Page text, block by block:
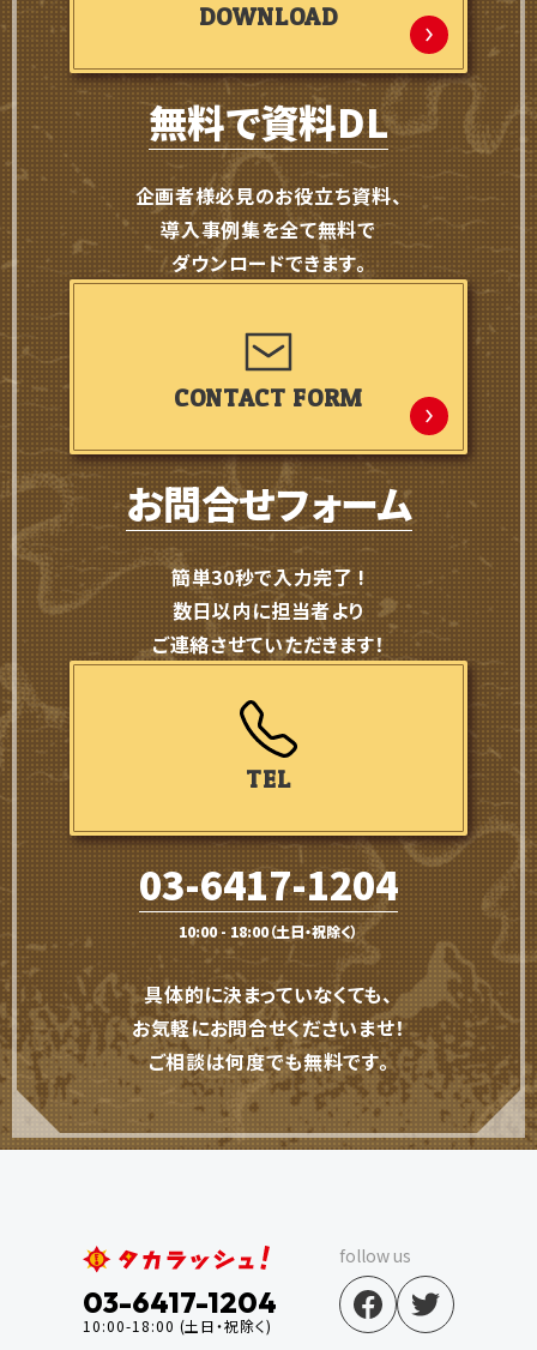
DOWNLOAD
無料で資料DL
企画者様必見のお役立ち資料、
導入事例集を全て無料で
ダウンロードできます。
CONTACT FORM
お問合せフォーム
簡単30秒で入力完了 !
数日以内に担当者より
ご連絡させていただきます！
TEL
03-6417-1204
10:00 - 18:00（土日・祝除く）
具体的に決まっていなくても、
お気軽にお問合せくださいませ！
ご相談は何度でも無料です。
03-6417-1204
10:00-18:00 (土日・祝除く)
follow us